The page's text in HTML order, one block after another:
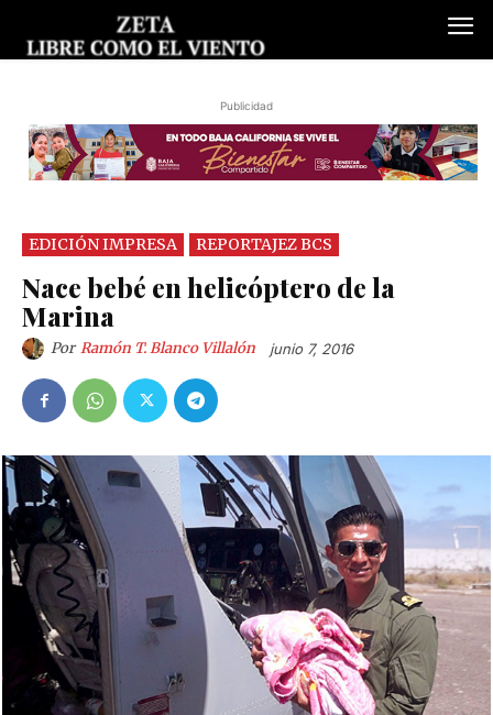
Publicidad
EDICIÓN IMPRESA REPORTAJEZ BCS
Nace bebé en helicóptero de la
Marina
Por Ramón T. Blanco Villalón junio 7, 2016